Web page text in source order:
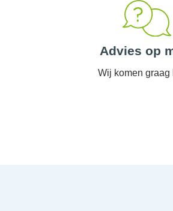
Advies op
Wij komen graag